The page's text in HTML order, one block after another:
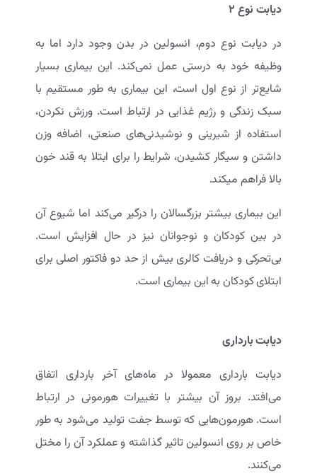
دیابت نوع ۲
در دیابت نوع دوم، انسولین در بدن وجود دارد اما به
وظیفه خود به درستی عمل نمی‌کند. این بیماری بسیار
شایع‌تر از نوع اول است، این بیماری به طور مستقیم با
سبک زندگی و رژیم غذایی در ارتباط است. ورزش نکردن،
استفاده از شیرینی و نوشیدنی‌های صنعتی، اضافه وزن
داشتن و سیگار کشیدن، شرایط را برای ابتلا به قند خون
بالا فراهم میکند.
این بیماری بیشتر بزرگسالان را درگیر می‌کند اما شیوع آن
در بین کودکان و نوجوانان نیز در حال افزایش است.
بی‌تحرکی و دریافت کالری بیش از حد دو فاکتور اصلی برای
ابتلای کودکان به این بیماری است.
دیابت بارداری
دیابت بارداری معمولا در ماه‌های آخر بارداری اتفاق
می‌افتد. بروز آن بیشتر با تغییرات هورمونی در ارتباط
است. هورمون‌هایی که توسط جفت تولید می‌شود به طور
خاص بر روی انسولین تاثیر گذاشته و عملکرد آن را مختل
می‌کنند.